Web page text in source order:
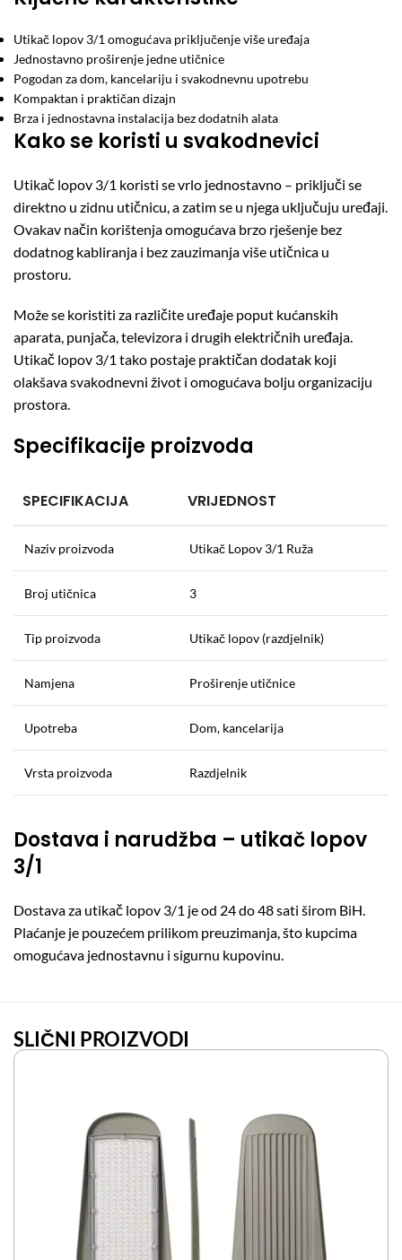
Utikač lopov 3/1 omogućava priključenje više uređaja
Jednostavno proširenje jedne utičnice
Pogodan za dom, kancelariju i svakodnevnu upotrebu
Kompaktan i praktičan dizajn
Brza i jednostavna instalacija bez dodatnih alata
Kako se koristi u svakodnevici
Utikač lopov 3/1 koristi se vrlo jednostavno – priključi se
direktno u zidnu utičnicu, a zatim se u njega uključuju uređaji.
Ovakav način korištenja omogućava brzo rješenje bez
dodatnog kabliranja i bez zauzimanja više utičnica u
prostoru.
Može se koristiti za različite uređaje poput kućanskih
aparata, punjača, televizora i drugih električnih uređaja.
Utikač lopov 3/1 tako postaje praktičan dodatak koji
olakšava svakodnevni život i omogućava bolju organizaciju
prostora.
Specifikacije proizvoda
SPECIFIKACIJA VRIJEDNOST
Naziv proizvoda Utikač Lopov 3/1 Ruža
Broj utičnica 3
Tip proizvoda Utikač lopov (razdjelnik)
Namjena Proširenje utičnice
Upotreba Dom, kancelarija
Vrsta proizvoda Razdjelnik
Dostava i narudžba – utikač lopov
3/1
Dostava za utikač lopov 3/1 je od 24 do 48 sati širom BiH.
Plaćanje je pouzećem prilikom preuzimanja, što kupcima
omogućava jednostavnu i sigurnu kupovinu.
SLIČNI PROIZVODI